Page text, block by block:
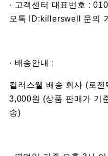
· 고객센터 대표번호 :
오톡 ID:killerswell 문의
· 배송안내 :
킬러스웰 배송 회사 (로
3,000원 (상품 판매가 기
송)